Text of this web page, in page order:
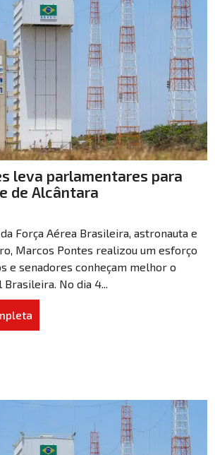
leva parlamentares para
de Alcântara
Força Aérea Brasileira, astronauta e
Marcos Pontes realizou um esforço
e senadores conheçam melhor o
No dia 4...